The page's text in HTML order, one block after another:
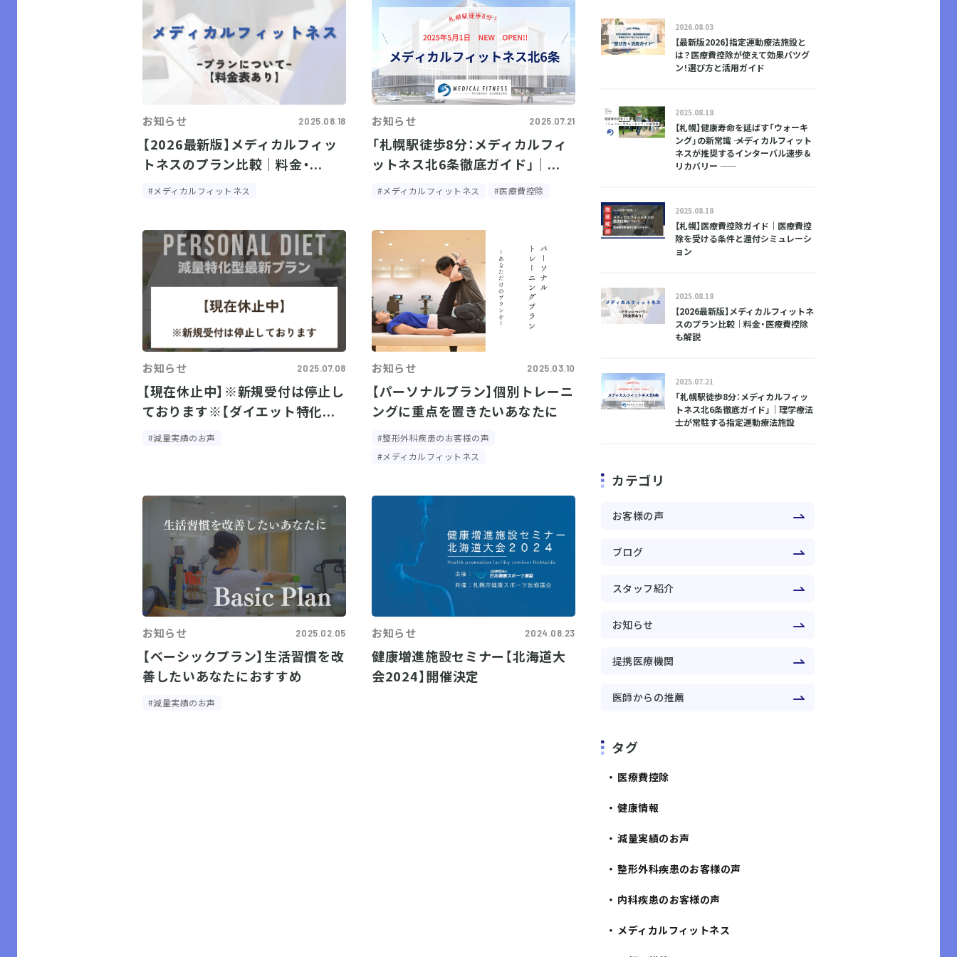
お知らせ 2025.08.18
【2026最新版】メディカルフィッ
トネスのプラン比較｜料金・...
#メディカルフィットネス
お知らせ 2025.07.21
「札幌駅徒歩8分：メディカルフィ
ットネス北6条徹底ガイド」｜...
#メディカルフィットネス #医療費控除
お知らせ 2025.07.08
【現在休止中】※新規受付は停止し
ております※【ダイエット特化...
#減量実績のお声
お知らせ 2025.03.10
【パーソナルプラン】個別トレーニ
ングに重点を置きたいあなたに
#整形外科疾患のお客様の声
#メディカルフィットネス
お知らせ 2025.02.05
【ベーシックプラン】生活習慣を改
善したいあなたにおすすめ
#減量実績のお声
お知らせ 2024.08.23
健康増進施設セミナー【北海道大
会2024】開催決定
2026.08.03
【最新版2026】指定運動療法施設と
は？医療費控除が使えて効果バツグ
ン！選び方と活用ガイド
2025.08.18
【札幌】健康寿命を延ばす「ウォーキ
ング」の新常識 ―― メディカルフィット
ネスが推奨するインターバル速歩＆
リカバリー ――
2025.08.18
【札幌】医療費控除ガイド｜医療費控
除を受ける条件と還付シミュレーシ
ョン
2025.08.18
【2026最新版】メディカルフィットネ
スのプラン比較｜料金・医療費控除
も解説
2025.07.21
「札幌駅徒歩8分：メディカルフィッ
トネス北6条徹底ガイド」｜理学療法
士が常駐する指定運動療法施設
カテゴリ
お客様の声
ブログ
スタッフ紹介
お知らせ
提携医療機関
医師からの推薦
タグ
医療費控除
健康情報
減量実績のお声
整形外科疾患のお客様の声
内科疾患のお客様の声
メディカルフィットネス